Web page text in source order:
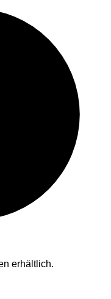
erhältlich.